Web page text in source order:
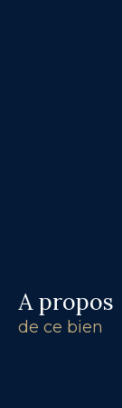
a propos
de ce bien